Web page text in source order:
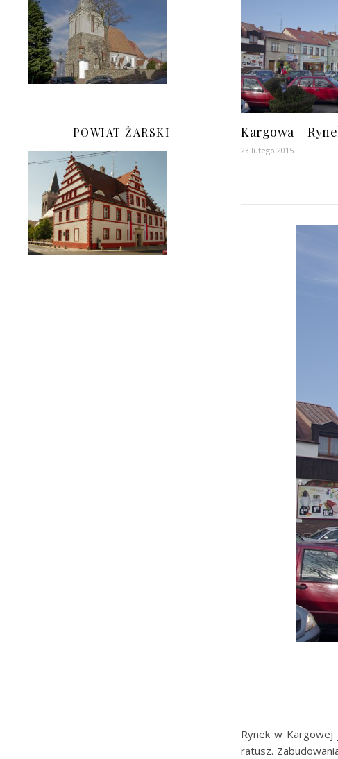
POWIAT ŻARSKI Kargowa –
23 lutego 2015
Rynek w
ratusz.